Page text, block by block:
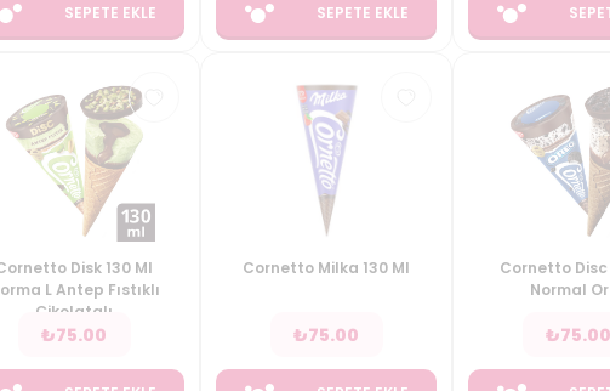
SEPETE EKLE SEPETE EKLE
Disk 130 Ml
L Antep Fıstıklı
Çikolatalı
₺75.00
Cornetto Milka 130 Ml
₺75.00
Cornetto Disc
Normal
₺75.00